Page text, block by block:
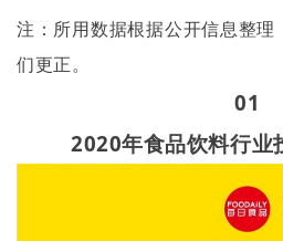
注：所用数据根据公开信息整
们更正。
01
2020年食品饮料行业